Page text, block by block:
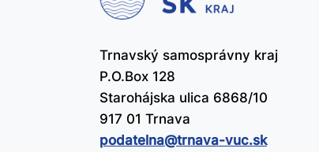
Trnavský samosprávny kraj
P.O.Box 128
Starohájska ulica 6868/10
917 01 Trnava
podatelna@​trnava-vuc.sk